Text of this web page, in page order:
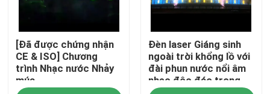
Tham quan nhà máy
[Đã được chứng nhận
CE & ISO] Chương
trình Nhạc nước Nhảy
múa
Đèn laser Giáng sinh
ngoài trời khổng lồ với
đài phun nước nổi âm
nhạc độc đáo trong